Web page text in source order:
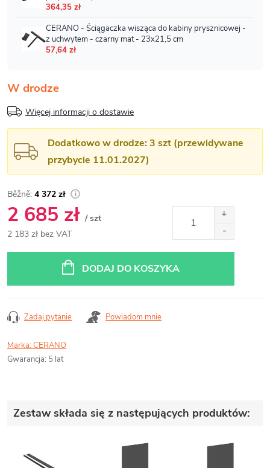
W drodze
Więcej informacji o dostawie
Dodatkowo w drodze: 3 szt (przewidywane
przybycie 11.01.2027)
4 372 zł
2 685 zł / szt
2 183 zł bez VAT
DODAJ DO KOSZYKA
Zadaj pytanie Powiadom mnie
Marka:CERANO
Gwarancja: 5 lat
Zestaw składa się z następujących produktów: